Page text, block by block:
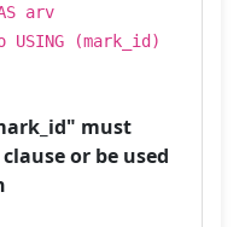
arv
USING (mark_id)
must
or be used